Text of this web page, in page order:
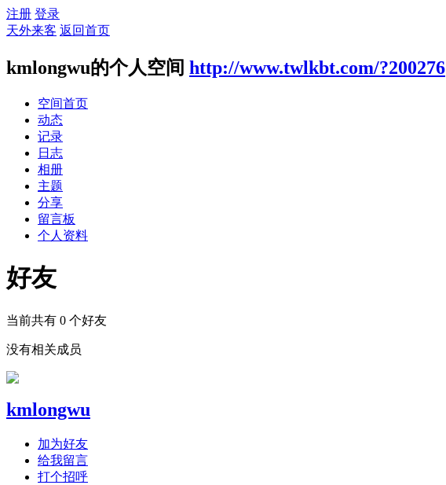
注册 登录
天外来客 返回首页
kmlongwu的个人空间 http://www.twlkbt.com/?200276
空间首页
动态
记录
日志
相册
主题
分享
留言板
个人资料
好友
当前共有 0 个好友
没有相关成员
kmlongwu
加为好友
给我留言
打个招呼